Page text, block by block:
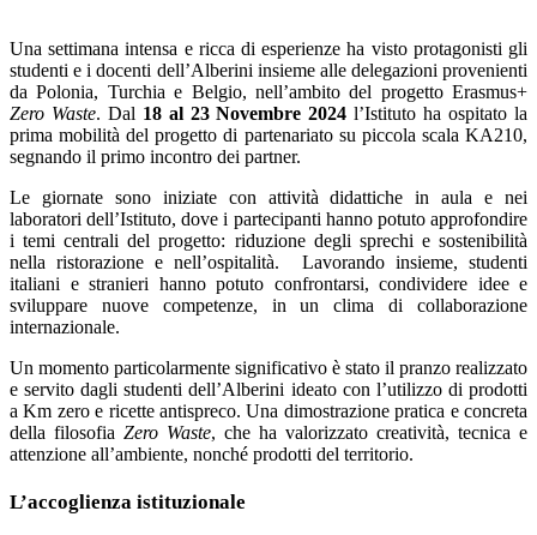
Una settimana intensa e ricca di esperienze ha visto protagonisti gli
studenti e i docenti dell’Alberini insieme alle delegazioni provenienti
da Polonia, Turchia e Belgio, nell’ambito del progetto Erasmus+
Zero Waste. Dal 18 al 23 Novembre 2024l’Istituto ha ospitato la
prima mobilità del progetto di partenariato su piccola scala KA210,
segnando il primo incontro dei partner.
Le giornate sono iniziate con attività didattiche in aula e nei
laboratori dell’Istituto, dove i partecipanti hanno potuto approfondire
i temi centrali del progetto: riduzione degli sprechi e sostenibilità
nella ristorazione e nell’ospitalità.
Lavorando insieme, studenti
italiani e stranieri hanno potuto confrontarsi, condividere idee e
sviluppare nuove competenze, in un clima di collaborazione
internazionale.
Un momento particolarmente significativo è stato il pranzo realizzato
e servito dagli studenti dell’Alberini ideato con l’utilizzo di prodotti
a Km zero e ricette antispreco. Una dimostrazione pratica e concreta
della filosofia Zero Waste, che ha valorizzato creatività, tecnica e
attenzione all’ambiente, nonché prodotti del territorio.
L’accoglienza istituzionale